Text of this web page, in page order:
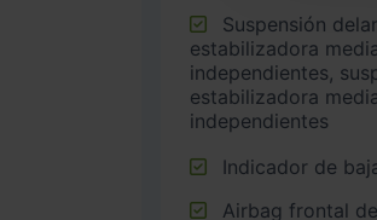
estabilizadora
independientes,
estabilizadora
independientes
Indicador de